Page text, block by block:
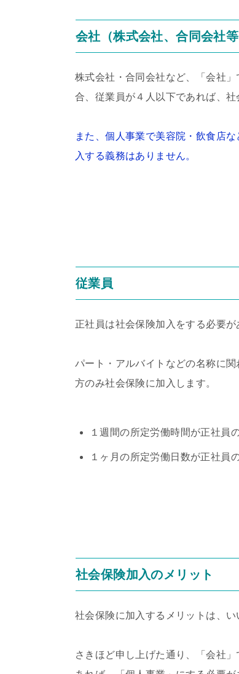
会社（株式会社、合同会社等
株式会社・合同会社など、「会社
合、従業員が４人以下であれば、
また、個人事業で美容院・飲食店
入する義務はありません。
従業員
正社員は社会保険加入をする必要が
パート・アルバイトなどの名称に
方のみ社会保険に加入します。
１週間の所定労働時間が正社員
１ヶ月の所定労働日数が正社員
社会保険加入のメリット
社会保険に加入するメリットは、
さきほど申し上げた通り、「会社